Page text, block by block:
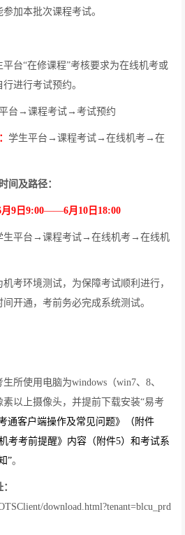
加本批次课程考试。
平台“在修课程”考核要求为在线机考或
进行考试预约。
台 → 课程考试→ 考试预约
学生平台 → 课程考试→ 在线机考 → 在
间及路径：
月 9 日 9:00——6月 10 日 18:00
生平台 → 课程考试→ 在线机考 → 在线机
考环境测试，为保障考试顺利进行，
开通，考前务必完成系统测试。
所使用电脑为windows （win7、 8、
素以上摄像头，并提前下载安装“易考
通客户端操作及常见问题》（附件
考考前提醒》内容（附件5）和考试系
”。
download.html?tenant=blcu_prd